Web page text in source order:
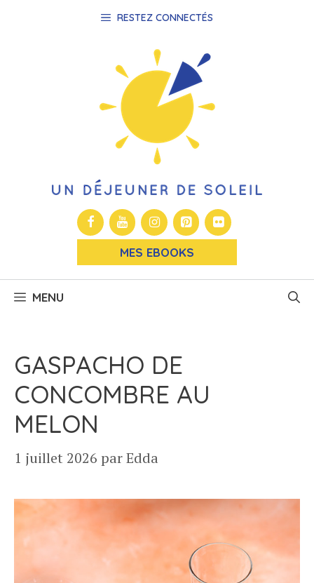
RESTEZ CONNECTÉS
MES EBOOKS
MENU
GASPACHO DE
CONCOMBRE AU
MELON
1 juillet 2026 parEdda